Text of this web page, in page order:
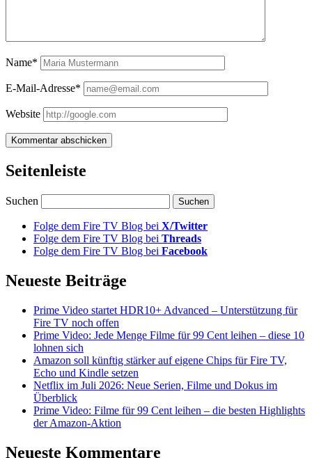
Name*
E-Mail-Adresse*
Website
Seitenleiste
Suchen
Folge dem Fire TV Blog bei X/Twitter
Folge dem Fire TV Blog bei Threads
Folge dem Fire TV Blog bei Facebook
Neueste Beiträge
Prime Video startet HDR10+ Advanced – Unterstützung für
Fire TV noch offen
Prime Video: Jede Menge Filme für 99 Cent leihen – diese 10
lohnen sich
Amazon soll künftig stärker auf eigene Chips für Fire TV,
Echo und Kindle setzen
Netflix im Juli 2026: Neue Serien, Filme und Dokus im
Überblick
Prime Video: Filme für 99 Cent leihen – die besten Highlights
der Amazon-Aktion
Neueste Kommentare